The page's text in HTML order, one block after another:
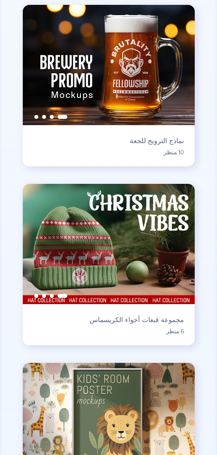
نماذج الترويج للجعة
10 منظر
مجموعة قبعات أجواء الكريسماس
6 منظر